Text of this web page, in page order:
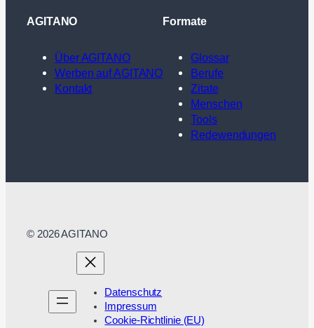
AGITANO
Über AGITANO
Werben auf AGITANO
Kontakt
Formate
Glossar
Berufe
Zitate
Menschen
Tools
Redewendungen
© 2026 AGITANO
Datenschutz
Impressum
Cookie-Richtlinie (EU)